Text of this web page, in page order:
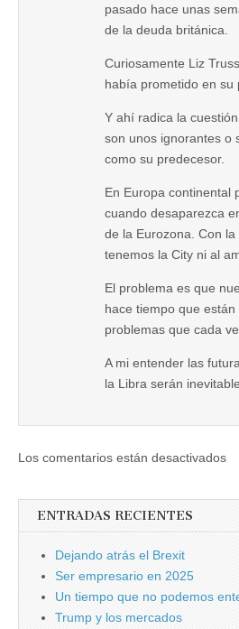
pasado hace unas
de la deuda británica.
Curiosamente Liz
había prometido en su
Y ahí radica la
son unos ignorantes o
como su predecesor.
En Europa continental
cuando desaparezca
de la Eurozona. Con
tenemos la City ni al
El problema es que
hace tiempo que
problemas que cada
A mi entender las
la Libra serán
Los comentarios están desactivados
ENTRADAS RECIENTES
Dejando atrás el Brexit
Ser empresario en 2025
Un tiempo que no podemos
Trump y los mercados